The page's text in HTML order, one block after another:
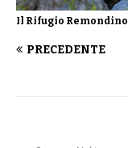
Il Rifugio Remondino
PRECEDENTE